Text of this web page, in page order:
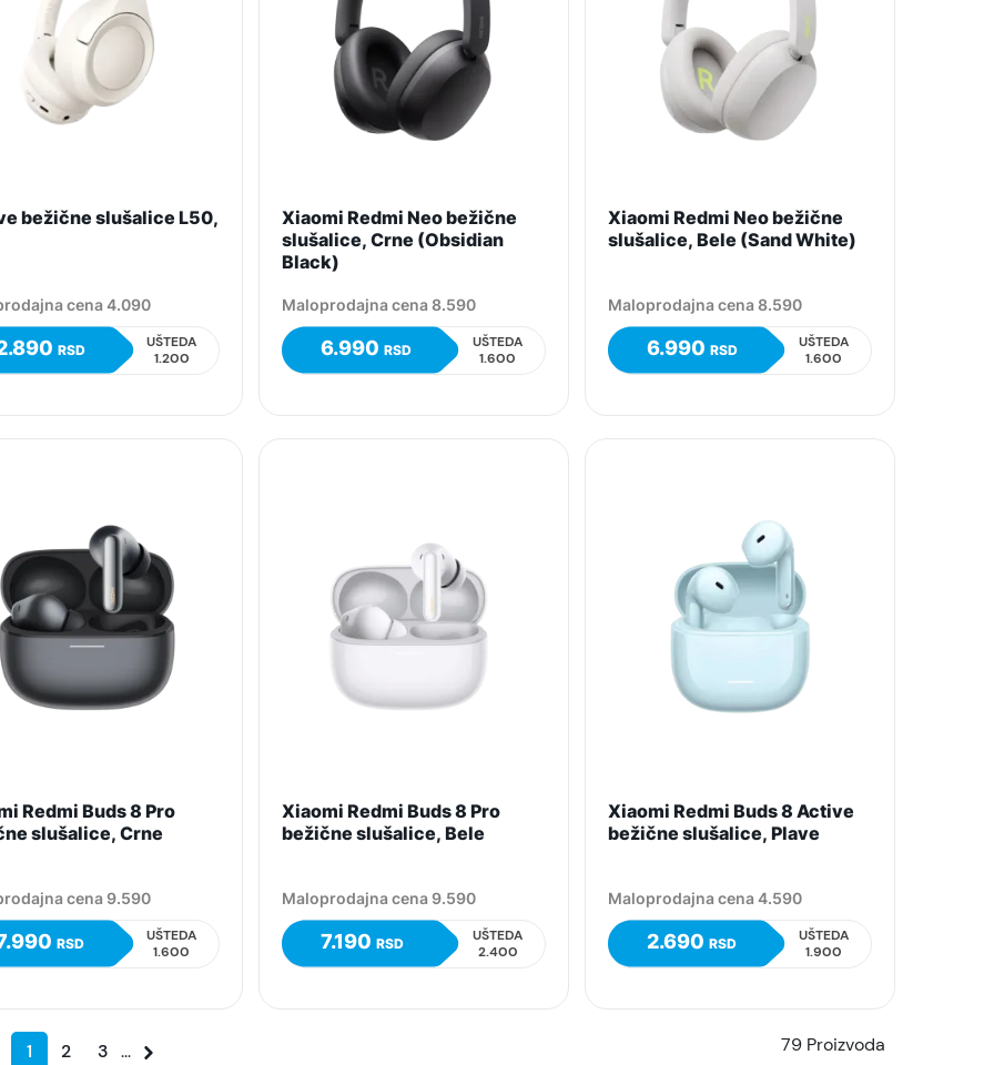
bežične slušalice L50,
cena 4.090
RSD
UŠTEDA
1.200
Xiaomi Redmi Neo bežične
slušalice, Crne (Obsidian
Black)
Maloprodajna cena 8.590
6.990RSD
UŠTEDA
1.600
Xiaomi Redmi Neo bežične
slušalice, Bele (Sand White)
Maloprodajna cena 8.590
6.990RSD
UŠTEDA
1.600
Redmi Buds 8 Pro
slušalice, Crne
cena 9.590
RSD
UŠTEDA
1.600
Xiaomi Redmi Buds 8 Pro
bežične slušalice, Bele
Maloprodajna cena 9.590
7.190RSD
UŠTEDA
2.400
Xiaomi Redmi Buds 8 Active
bežične slušalice, Plave
Maloprodajna cena 4.590
2.690RSD
UŠTEDA
1.900
1 2 3 ... 79 Proizvoda